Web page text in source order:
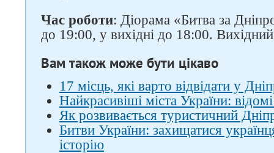
Час роботи: Діорама «Битва за
до 19:00, у вихідні до 18:00.
Вам також може бути цікаво
17 місць, які варто відвідати у
Найкрасивіші міста України:
Як розвивається туристичний
Битви України: захищатися
історію